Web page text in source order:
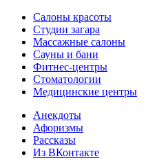
Салоны красоты
Студии загара
Массажные салоны
Сауны и бани
Фитнес-центры
Стоматологии
Медицинские центры
Анекдоты
Афоризмы
Рассказы
Из ВКонтакте